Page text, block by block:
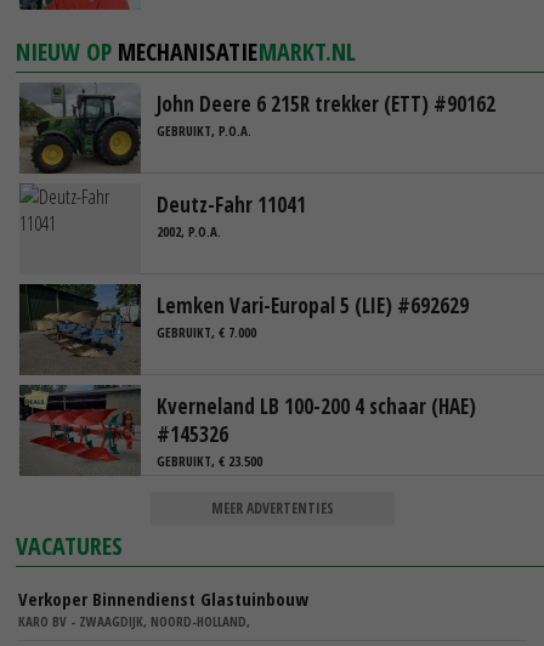
NIEUW OP MECHANISATIEMARKT.NL
John Deere 6 215R trekker (ETT) #90162
GEBRUIKT, P.O.A.
Deutz-Fahr 11041
2002, P.O.A.
Lemken Vari-Europal 5 (LIE) #692629
GEBRUIKT, € 7.000
Kverneland LB 100-200 4 schaar (HAE)
#145326
GEBRUIKT, € 23.500
MEER ADVERTENTIES
VACATURES
Verkoper Binnendienst Glastuinbouw
KARO BV - ZWAAGDIJK, NOORD-HOLLAND,